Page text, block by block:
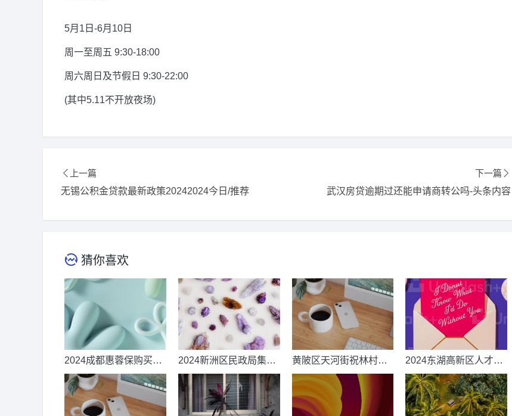
5月1日-6月10日
周一至周五 9:30-18:00
周六周日及节假日 9:30-22:00
(其中5.11不开放夜场)
上一篇
无锡公积金贷款最新政策20242024今日/推荐
下一篇
武汉房贷逾期过还能申请商转公吗-头条内容
猜你喜欢
2024成都惠蓉保购买时
间和费用_推荐阅读
2024新洲区民政局集体
婚礼时间、地点及流程
(附报名电话)
黄陂区天河街祝林村征
地补偿安置方案2024
2024东湖高新区人才子
女入学(园)摸底登记须知